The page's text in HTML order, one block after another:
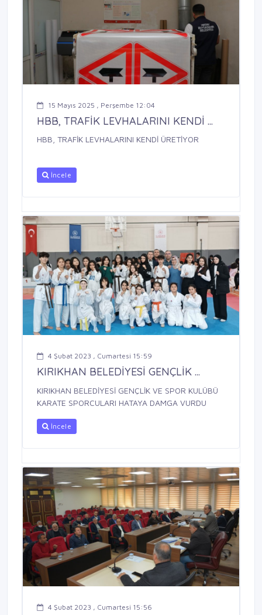
15 Mayıs 2025 , Perşembe 12:04
HBB, TRAFİK LEVHALARINI KENDİ ...
HBB, TRAFİK LEVHALARINI KENDİ ÜRETİYOR
İncele
4 Şubat 2023 , Cumartesi 15:59
KIRIKHAN BELEDİYESİ GENÇLİK ...
KIRIKHAN BELEDİYESİ GENÇLİK VE SPOR KULÜBÜ
KARATE SPORCULARI HATAYA DAMGA VURDU
İncele
4 Şubat 2023 , Cumartesi 15:56